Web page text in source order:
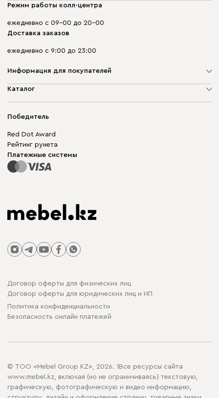
Режим работы колл-центра
ежедневно с 09-00 до 20-00
Доставка заказов
ежедневно с 9:00 до 23:00
Информация для покупателей
О компании
Гарантия
Для бизнеса
Карта сайта
Каталог
Корпусная мебель
Модульная мебель
Столы и стулья
Победитель
Red Dot Award
Рейтинг рунета
Платежные системы
Договор оферты для физических лиц
Договор оферты для юридических лиц и ИП
Политика конфиденциальности
Безопасность онлайн платежей
© ТОО «Mebel Group KZ», 2026. 1Все ресурсы сайта
www.mebel.kz, включая (но не ограничиваясь) текстовую,
графическую, фотографическую и видео информацию,